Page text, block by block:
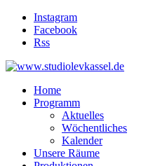
Instagram
Facebook
Rss
Home
Programm
Aktuelles
Wöchentliches
Kalender
Unsere Räume